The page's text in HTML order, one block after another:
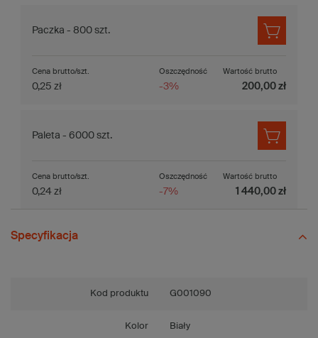
Paczka - 800 szt.
Oszczędność
-3%
Cena brutto/szt.
0,25 zł
Wartość brutto
200,00 zł
Paleta - 6000 szt.
Oszczędność
-7%
Cena brutto/szt.
0,24 zł
Wartość brutto
1 440,00 zł
Specyfikacja
Kod produktu G001090
Kolor Biały